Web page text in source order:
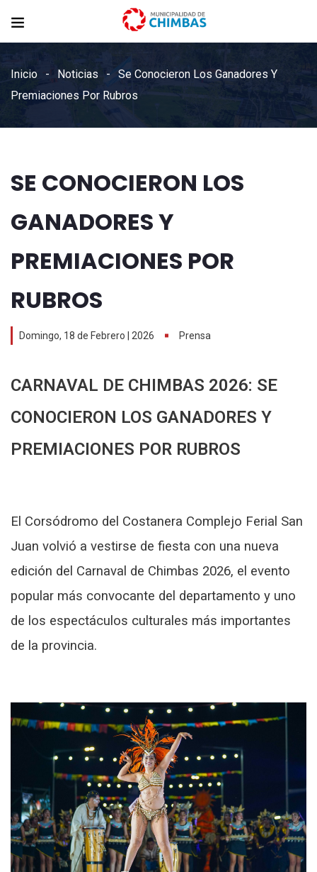
Inicio Noticias
Se Conocieron Los Ganadores Y
Premiaciones Por Rubros
SE CONOCIERON LOS
GANADORES Y
PREMIACIONES POR
RUBROS
Domingo, 18 de Febrero | 2026 Prensa
CARNAVAL DE CHIMBAS 2026: SE
CONOCIERON LOS GANADORES Y
PREMIACIONES POR RUBROS
El Corsódromo del Costanera Complejo Ferial San
Juan volvió a vestirse de fiesta con una nueva
edición del Carnaval de Chimbas 2026, el evento
popular más convocante del departamento y uno
de los espectáculos culturales más importantes
de la provincia.